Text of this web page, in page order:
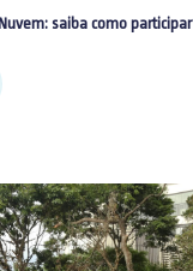
saiba como participar